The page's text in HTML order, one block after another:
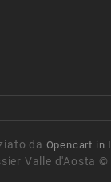
da Opencart in
Valle d'Aosta ©